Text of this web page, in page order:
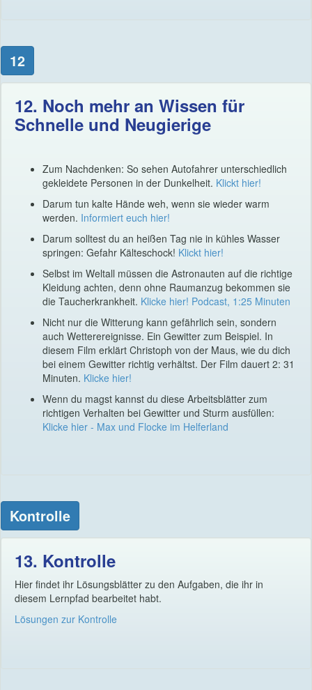
12
12. Noch mehr an Wissen für
Schnelle und Neugierige
Zum Nachdenken: So sehen Autofahrer unterschiedlich
gekleidete Personen in der Dunkelheit. Klickt hier!
Darum tun kalte Hände weh, wenn sie wieder warm
werden. Informiert euch hier!
Darum solltest du an heißen Tag nie in kühles Wasser
springen: Gefahr Kälteschock! Klickt hier!
Selbst im Weltall müssen die Astronauten auf die richtige
Kleidung achten, denn ohne Raumanzug bekommen sie
die Taucherkrankheit. Klicke hier! Podcast, 1:25 Minuten
Nicht nur die Witterung kann gefährlich sein, sondern
auch Wetterereignisse. Ein Gewitter zum Beispiel. In
diesem Film erklärt Christoph von der Maus, wie du dich
bei einem Gewitter richtig verhältst. Der Film dauert 2: 31
Minuten. Klicke hier!
Wenn du magst kannst du diese Arbeitsblätter zum
richtigen Verhalten bei Gewitter und Sturm ausfüllen:
Klicke hier - Max und Flocke im Helferland
Kontrolle
13. Kontrolle
Hier findet ihr Lösungsblätter zu den Aufgaben, die ihr in
diesem Lernpfad bearbeitet habt.
Lösungen zur Kontrolle